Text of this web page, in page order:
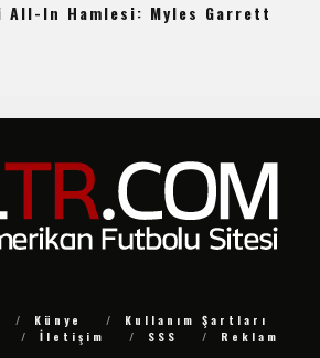
All-In Hamlesi: Myles Garrett
Künye
Kullanım Şartları
İletişim SSS Reklam